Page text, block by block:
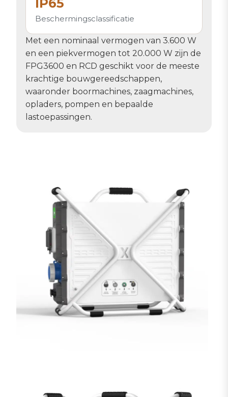
Beschermingsclassificatie
Met een nominaal vermogen van 3.600 W
en een piekvermogen tot 20.000 W zijn de
FPG3600 en RCD geschikt voor de meeste
krachtige bouwgereedschappen,
waaronder boormachines, zaagmachines,
opladers, pompen en bepaalde
lastoepassingen.